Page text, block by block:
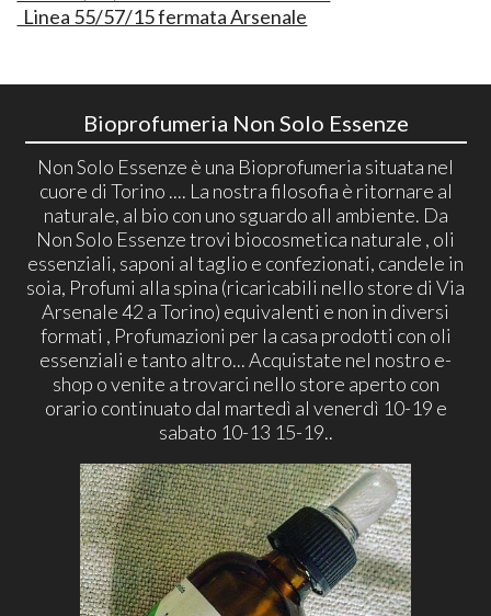
Linea 55/57/15 fermata Arsenale
Bioprofumeria Non Solo Essenze
Non Solo Essenze è una Bioprofumeria situata nel
cuore di Torino .... La nostra filosofia è ritornare al
naturale, al bio con uno sguardo all ambiente. Da
Non Solo Essenze trovi biocosmetica naturale , oli
essenziali, saponi al taglio e confezionati, candele in
soia, Profumi alla spina (ricaricabili nello store di Via
Arsenale 42 a Torino) equivalenti e non in diversi
formati , Profumazioni per la casa prodotti con oli
essenziali e tanto altro... Acquistate nel nostro e-
shop o venite a trovarci nello store aperto con
orario continuato dal martedì al venerdì 10-19 e
sabato 10-13 15-19..